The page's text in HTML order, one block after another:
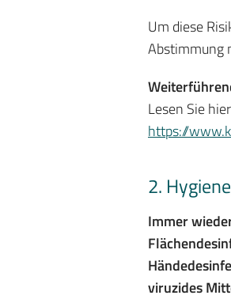
Um diese
Abstimmung
Lesen Sie
https://
2.
Immer
viruzides